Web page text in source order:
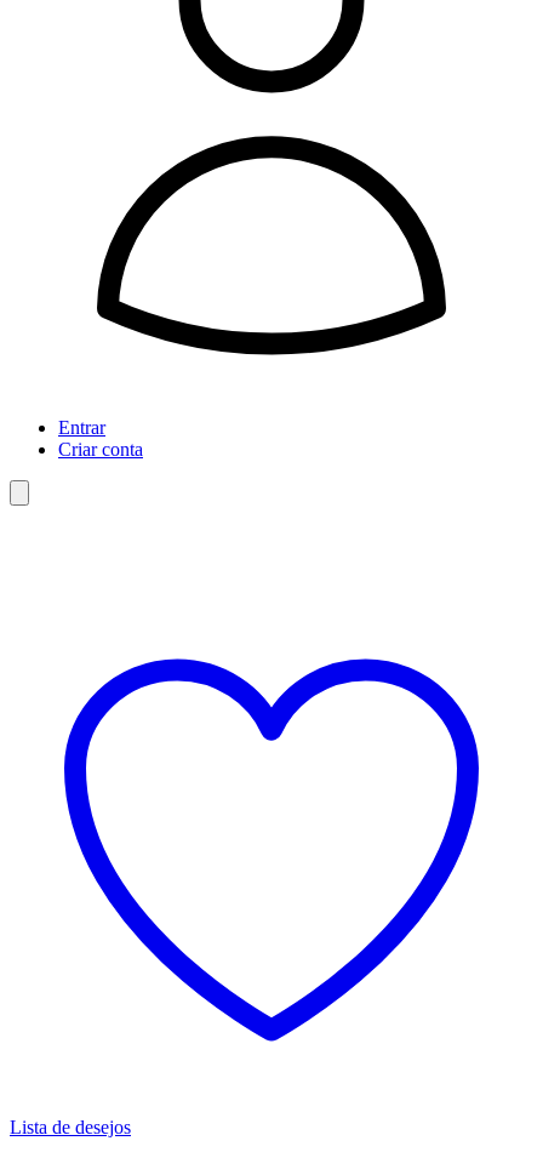
Entrar
Criar conta
Lista de desejos